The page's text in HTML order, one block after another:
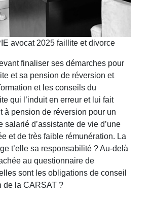
avocat 2025 faillite et divorce
finaliser ses démarches pour
et sa pension de réversion et
et les conseils du
qui l’induit en erreur et lui fait
à pension de réversion pour un
salarié d’assistante de vie d’une
et de très faible rémunération. La
t’elle sa responsabilité ? Au-delà
au questionnaire de
sont les obligations de conseil
de la CARSAT ?